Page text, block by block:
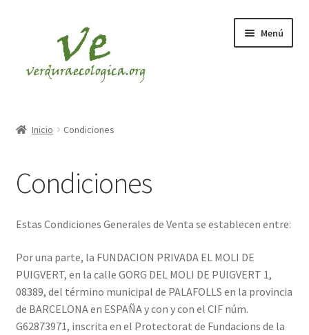
navegación
Menú
VERDURA
FRUTA
Inicio Condiciones
Condiciones
Estas Condiciones Generales de Venta se establecen entre:
Por una parte, la FUNDACION PRIVADA EL MOLI DE
PUIGVERT, en la calle GORG DEL MOLI DE PUIGVERT 1,
08389, del término municipal de PALAFOLLS en la provincia
de BARCELONA en ESPAÑA y con y con el CIF núm.
G62873971, inscrita en el Protectorat de Fundacions de la